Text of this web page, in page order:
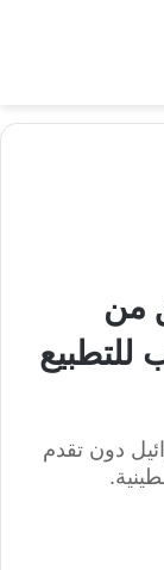
من
للتطبيع
دون تقدم